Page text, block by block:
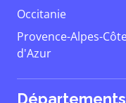
Occitanie
Provence-Alpes-Côte
d'Azur
Départements